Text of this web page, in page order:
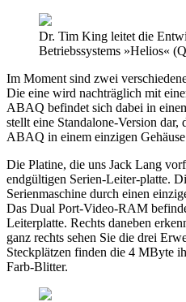
Dr. Tim King leitet die
Betriebssystems »Helios«
Im Moment sind zwei
Die eine wird nachträglich mit
ABAQ befindet sich dabei in
stellt eine Standalone-Version dar,
ABAQ in einem einzigen
Die Platine, die uns Jack Lang
endgültigen Serien-Leiter-platte.
Serienmaschine durch einen
Das Dual Port-Video-RAM
Leiterplatte. Rechts daneben
ganz rechts sehen Sie die drei
Steckplätzen finden die 4 MByte
Farb-Blitter.